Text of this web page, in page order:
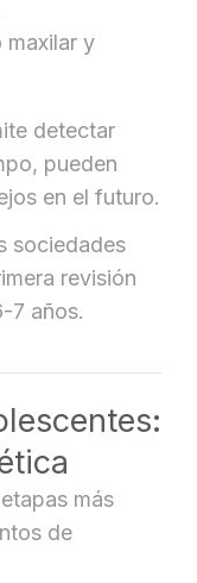
maxilar y
detectar
pueden
en el futuro.
sociedades
revisión
7 años.
más
de